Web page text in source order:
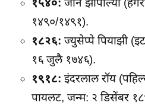
१५४०: जॉन झापोल्या
१४९०/१४९१).
१८२६: ज्युसेप्पे पियाझी
१६ जुलै १७४६).
१९१८: इंदरलाल रॉय
पायलट, जन्म: २ डिसेंबर